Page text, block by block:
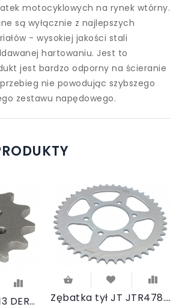
motocyklowych na rynek wtórny.
są wyłącznie z najlepszych
- wysokiej jakości stali
hartowaniu. Jest to
jest bardzo odporny na ścieranie
nie powodując szybszego
zestawu napędowego.
Zębatka JTF1129,13 DERBI SENDA 50 DRD X-TREME
Zębatka tył JT JTR478.46 Kawasaki ER-6 KLE 650 Ninja Z650